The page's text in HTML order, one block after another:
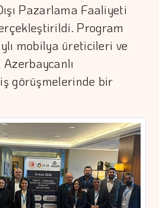
Pazarlama Faaliyeti
Program
mobilya üreticileri ve
görüşmelerinde bir